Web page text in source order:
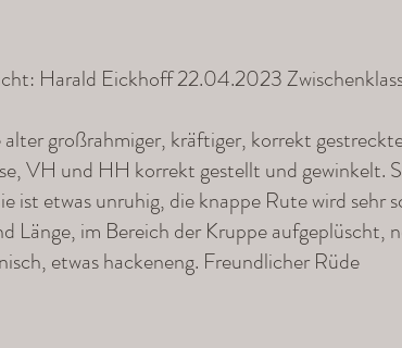
Harald Eickhoff 22.04.2023
großrahmiger, kräftiger, korrekt
VH und HH korrekt gestellt und gewinkelt.
ist etwas unruhig, die knappe Rute wird
Länge, im Bereich der Kruppe aufgeplüscht,
etwas hackeneng. Freundlicher Rüde